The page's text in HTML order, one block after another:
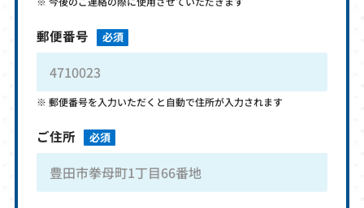
郵便番号 必須
郵便番号を入力いただくと自動で住所が入力されます
ご住所 必須